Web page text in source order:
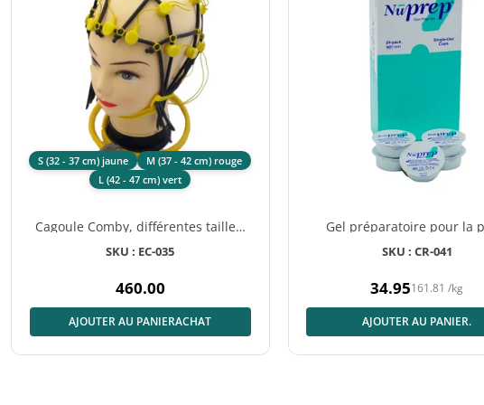
S (32 - 37 cm) jaune
M (37 - 42 cm) rouge
L (42 - 47 cm) vert
Cagoule Comby, différentes tailles,
20 électrodes pour enfants
SKU : EC-035
Prix
normal
460.00
AJOUTER AU PANIERACHAT
Gel préparatoire pour la
Nuprep, 24 gobelets jetables
SKU : CR-041
Prix
normal
34.95161.81 /kg
AJOUTER AU PANIER.